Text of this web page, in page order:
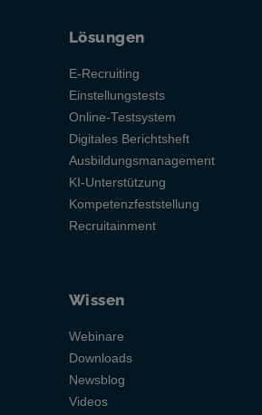
Lösungen
E-Recruiting
Einstellungstests
Online-Testsystem
Digitales Berichtsheft
Ausbildungsmanagement
KI-Unterstützung
Kompetenzfeststellung
Recruitainment
Wissen
Webinare
Downloads
Newsblog
Videos